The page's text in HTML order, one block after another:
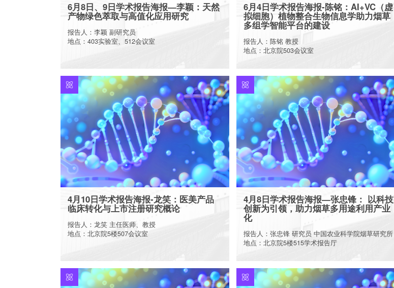
6月8日、9日学术报告海报—李颖：天然
产物绿色萃取与高值化应用研究
报告人：李颖 副研究员
地点：403实验室、512会议室
More
6月4日学术报告海报-陈铭：AI+VC（虚
拟细胞）植物整合生物信息学助力烟草
多组学智能平台的建设
报告人：陈铭 教授
地点：北京院503会议室
More
4月10日学术报告海报-龙笑：医美产品
临床转化与上市注册研究概论
报告人：龙笑 主任医师、教授
地点：北京院5楼507会议室
4月8日学术报告海报—张忠锋： 以科技
创新为引领，助力烟草多用途利用产业
化
报告人：张忠锋 研究员 中国农业科学院烟草研究所
地点：北京院5楼515学术报告厅